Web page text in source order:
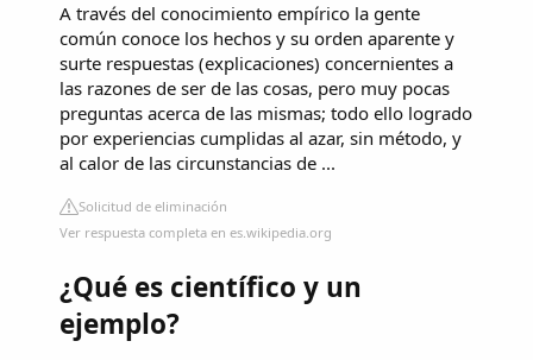
A través del conocimiento empírico la gente
común conoce los hechos y su orden aparente y
surte respuestas (explicaciones) concernientes a
las razones de ser de las cosas, pero muy pocas
preguntas acerca de las mismas; todo ello logrado
por experiencias cumplidas al azar, sin método, y
al calor de las circunstancias de ...
Solicitud de eliminación
Ver respuesta completa en es.wikipedia.org
¿Qué es científico y un
ejemplo?